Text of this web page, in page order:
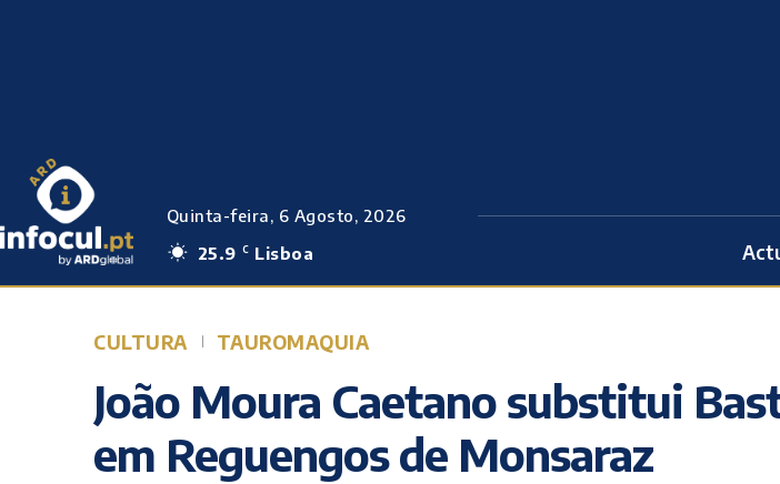
Quinta-feira, 6 Agosto, 2026
25.9 C Lisboa
CULTURA TAUROMAQUIA
João Moura Caetano substitui
em Reguengos de Monsaraz